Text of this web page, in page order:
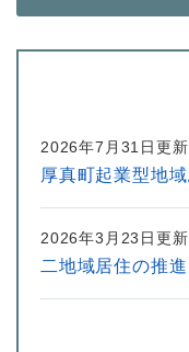
2026年7月31日更新
厚真町起業型地
2026年3月23日更新
二地域居住の推進